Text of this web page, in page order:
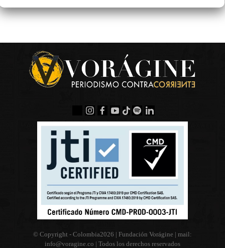
© Copyright - Colombia2026 | Fundación Vorágine | mail:
info@voragine.co | Todos los derechos reservados